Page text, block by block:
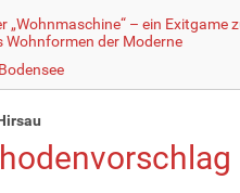
„Wohnmaschine“ – ein Exitgame
Wohnformen der Moderne